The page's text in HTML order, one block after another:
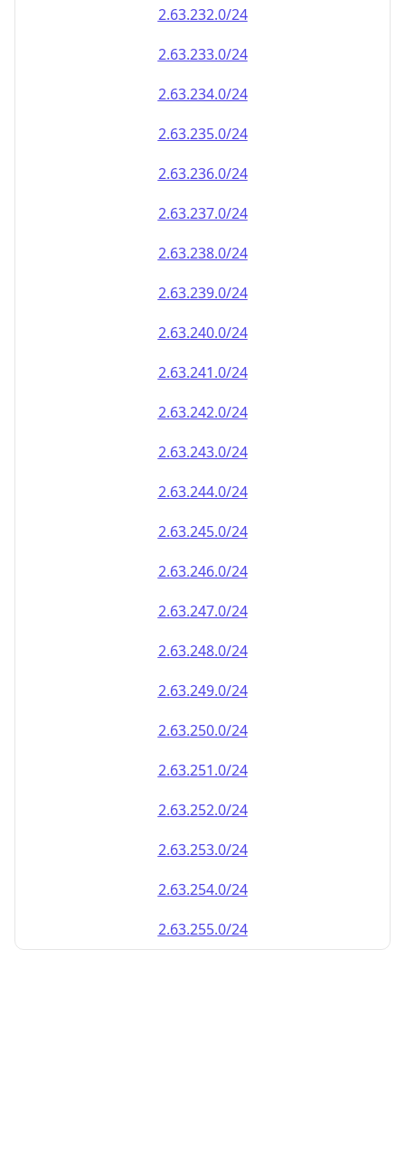
2.63.232.0/24
2.63.233.0/24
2.63.234.0/24
2.63.235.0/24
2.63.236.0/24
2.63.237.0/24
2.63.238.0/24
2.63.239.0/24
2.63.240.0/24
2.63.241.0/24
2.63.242.0/24
2.63.243.0/24
2.63.244.0/24
2.63.245.0/24
2.63.246.0/24
2.63.247.0/24
2.63.248.0/24
2.63.249.0/24
2.63.250.0/24
2.63.251.0/24
2.63.252.0/24
2.63.253.0/24
2.63.254.0/24
2.63.255.0/24